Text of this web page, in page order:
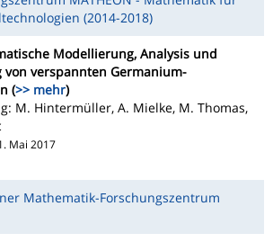
(2014-2018)
Modellierung, Analysis und
verspannten Germanium-
(>> mehr)
M. Hintermüller, A. Mielke, M. Thomas,
Mai 2017
Mathematik-Forschungszentrum